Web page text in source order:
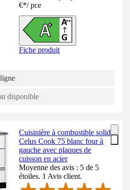
€*/ pce
Fiche produit
disponible
Cuisinière à combustible solide
Celus Cook 75 blanc four à
gauche avec plaques de
cuisson en acier
Moyenne des avis : 5 de 5
étoiles. 1 Avis client.